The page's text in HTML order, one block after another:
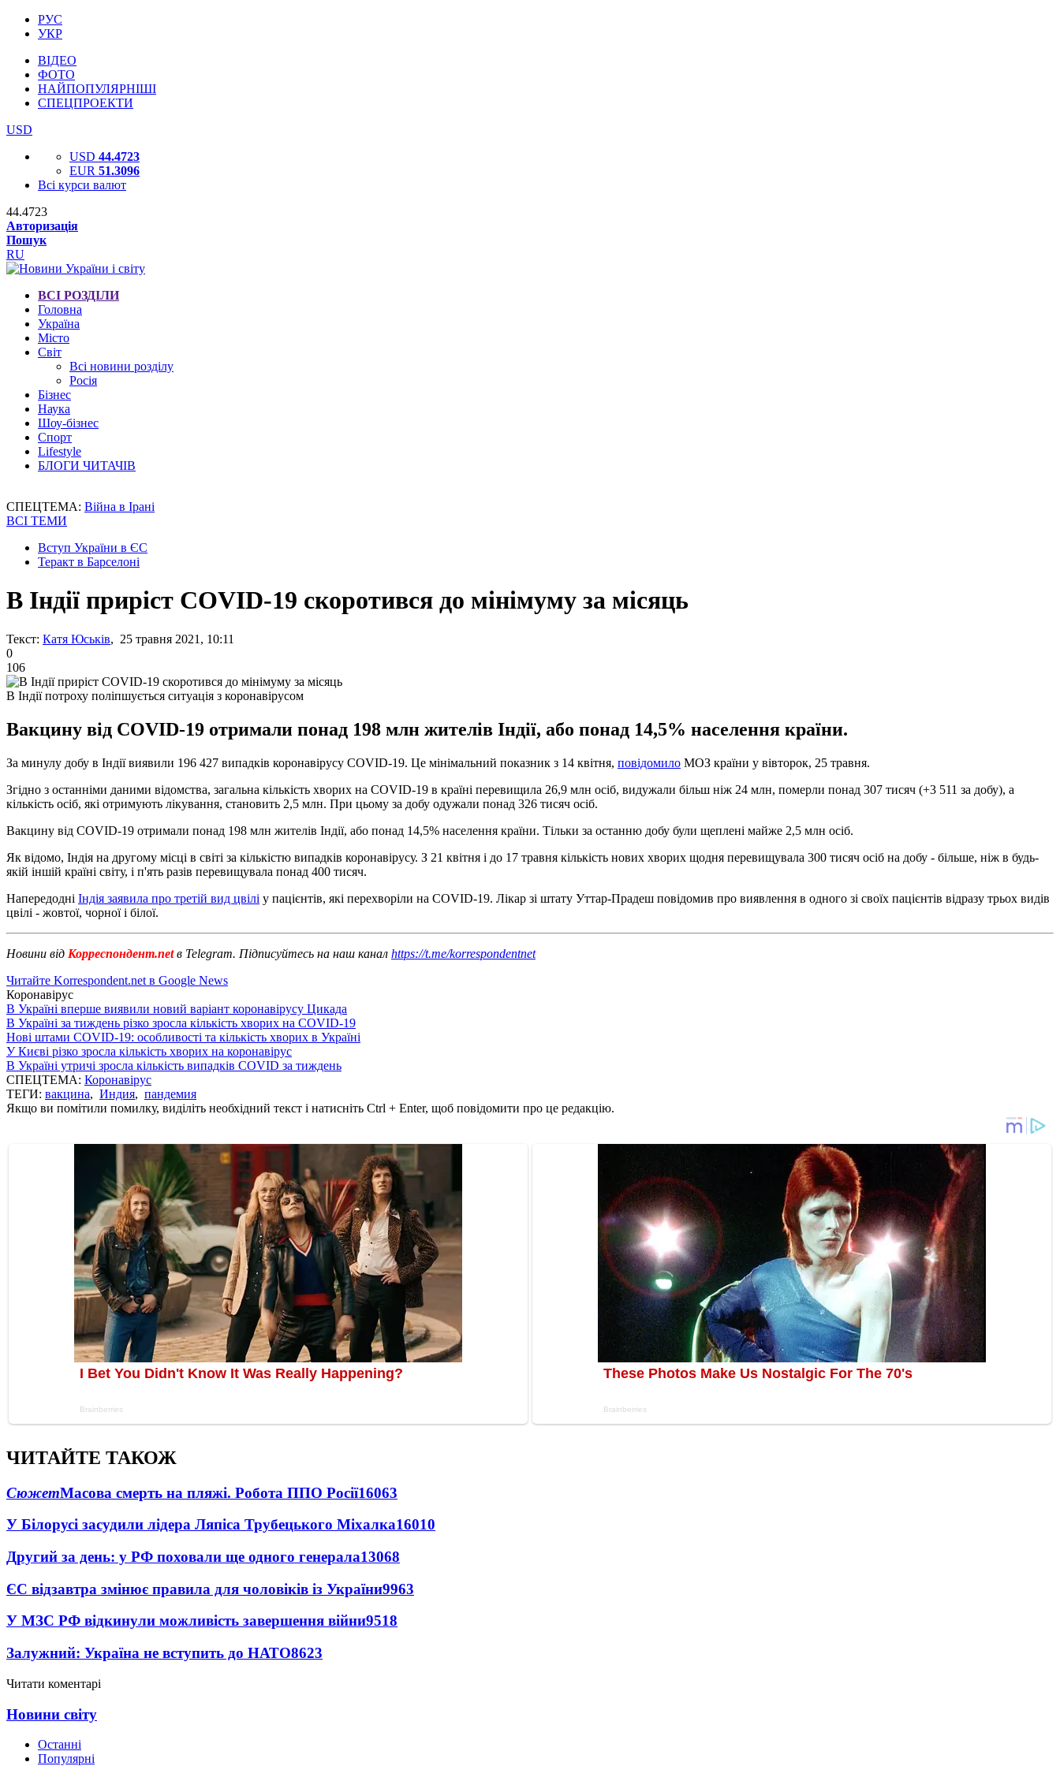
РУС
УКР
ВІДЕО
ФОТО
НАЙПОПУЛЯРНІШІ
СПЕЦПРОЕКТИ
USD
USD 44.4723
EUR 51.3096
Всі курси валют
44.4723
Авторизація
Пошук
RU
ВСІ РОЗДІЛИ
Головна
Україна
Місто
Світ
Всі новини розділу
Росія
Бізнес
Наука
Шоу-бізнес
Спорт
Lifestyle
БЛОГИ ЧИТАЧІВ
СПЕЦТЕМА: Війна в Ірані
ВСІ ТЕМИ
Вступ України в ЄС
Теракт в Барселоні
В Індії приріст COVID-19 скоротився до мінімуму за місяць
Текст: Катя Юськів, 25 травня 2021, 10:11
0
106
В Індії потроху поліпшується ситуація з коронавірусом
Вакцину від COVID-19 отримали понад 198 млн жителів Індії, або понад 14,5% населення країни.
За минулу добу в Індії виявили 196 427 випадків коронавірусу COVID-19. Це мінімальний показник з 14 квітня, повідомило МОЗ країни у вівторок, 25 травня.
Згідно з останніми даними відомства, загальна кількість хворих на COVID-19 в країні перевищила 26,9 млн осіб, видужали більш ніж 24 млн, померли понад 307 тисяч (+3 511 за добу), а
кількість осіб, які отримують лікування, становить 2,5 млн. При цьому за добу одужали понад 326 тисяч осіб.
Вакцину від COVID-19 отримали понад 198 млн жителів Індії, або понад 14,5% населення країни. Тільки за останню добу були щеплені майже 2,5 млн осіб.
Як відомо, Індія на другому місці в світі за кількістю випадків коронавірусу. З 21 квітня і до 17 травня кількість нових хворих щодня перевищувала 300 тисяч осіб на добу - більше, ніж в будь-
якій іншій країні світу, і п'ять разів перевищувала понад 400 тисяч.
Напередодні Індія заявила про третій вид цвілі у пацієнтів, які перехворіли на COVID-19. Лікар зі штату Уттар-Прадеш повідомив про виявлення в одного зі своїх пацієнтів відразу трьох видів
цвілі - жовтої, чорної і білої.
Новини від Корреспондент.netв Telegram. Підписуйтесь на наш канал https://t.me/korrespondentnet
Читайте Korrespondent.net в Google News
Коронавірус
В Україні вперше виявили новий варіант коронавірусу Цикада
В Україні за тиждень різко зросла кількість хворих на COVID-19
Нові штами COVID-19: особливості та кількість хворих в Україні
У Києві різко зросла кількість хворих на коронавірус
В Україні утричі зросла кількість випадків COVID за тиждень
СПЕЦТЕМА: Коронавірус
ТЕГИ: вакцина, Индия, пандемия
Якщо ви помітили помилку, виділіть необхідний текст і натисніть Ctrl + Enter, щоб повідомити про це редакцію.
ЧИТАЙТЕ ТАКОЖ
СюжетМасова смерть на пляжі. Робота ППО Росії16063
У Білорусі засудили лідера Ляпіса Трубецького Міхалка16010
Другий за день: у РФ поховали ще одного генерала13068
ЄС відзавтра змінює правила для чоловіків із України9963
У МЗС РФ відкинули можливість завершення війни9518
Залужний: Україна не вступить до НАТО8623
Читати коментарі
Новини світу
Останні
Популярні